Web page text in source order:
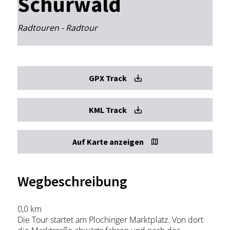
Radtouren - Radtour
GPX Track
KML Track
Auf Karte anzeigen
Wegbeschreibung
0,0 km
Die Tour startet am Plochinger Marktplatz. Von dort